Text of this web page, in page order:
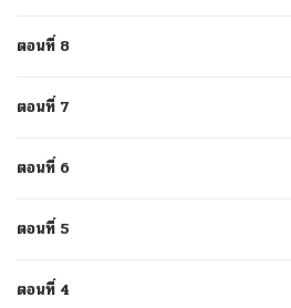
ตอนที่ 8
ตอนที่ 7
ตอนที่ 6
ตอนที่ 5
ตอนที่ 4